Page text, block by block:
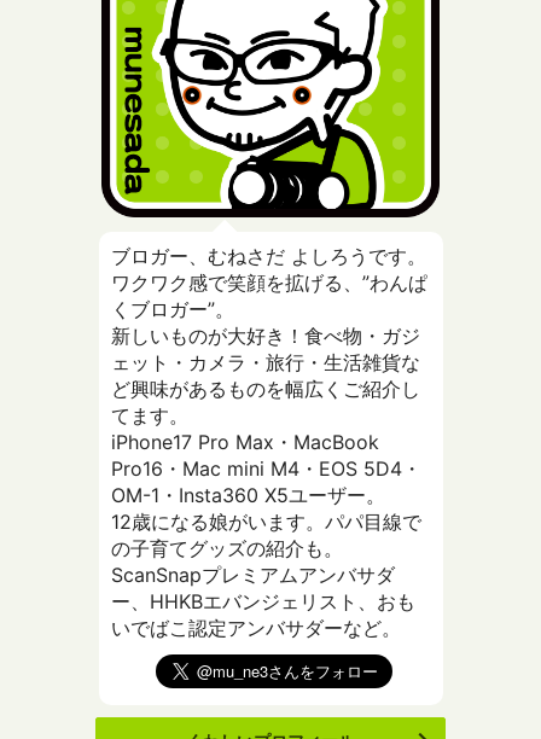
ブロガー、むねさだ よしろうです。
ワクワク感で笑顔を拡げる、”わんぱ
くブロガー”。
新しいものが大好き！食べ物・ガジ
ェット・カメラ・旅行・生活雑貨な
ど興味があるものを幅広くご紹介し
てます。
iPhone17 Pro Max・MacBook
Pro16・Mac mini M4・EOS 5D4・
OM-1・Insta360 X5ユーザー。
12歳になる娘がいます。パパ目線で
の子育てグッズの紹介も。
ScanSnapプレミアムアンバサダ
ー、HHKBエバンジェリスト、おも
いでばこ認定アンバサダーなど。